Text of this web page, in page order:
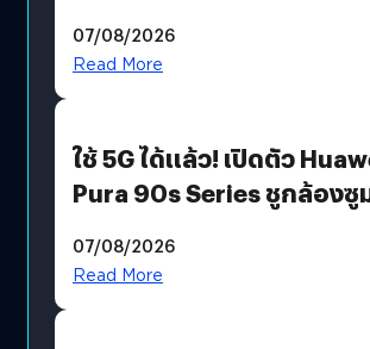
บริโภคและ B2B
07/08/2026
Read More
ใช้ 5G ได้แล้ว! เปิดตัว
Pura 90s Series ชูกล้องซู
07/08/2026
Read More